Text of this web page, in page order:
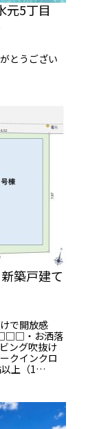
元5丁目
とうござい
築戸建て
で開放感
・お洒落
ング吹抜け
クインクロ
以上（1…